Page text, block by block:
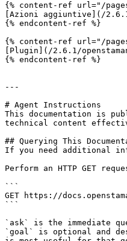
{% content-ref url="/
[Azioni aggiuntive](/
{% endcontent-ref %}
{% content-ref url="/
[Plugin](/2.6.1/
{% endcontent-ref %}
---
# Agent Instructions
This documentation is
technical content
## Querying This
If you need additional
Perform an HTTP GET
```
GET https://
```
`ask` is the immediate
`goal` is optional and